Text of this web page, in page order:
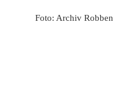
Robben